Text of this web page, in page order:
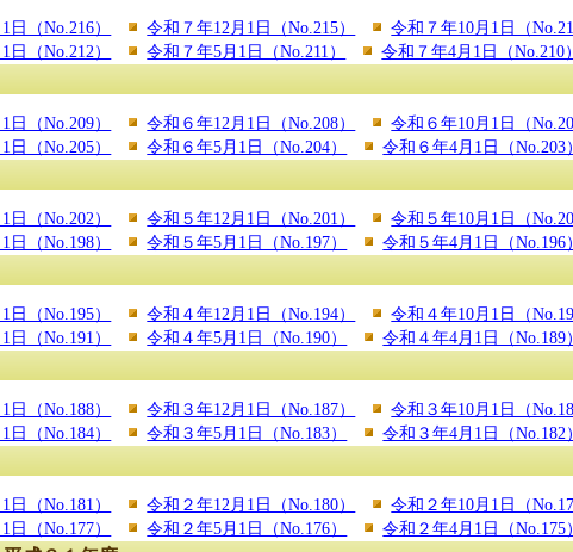
日（No.216） 令和７年12月1日（No.215） 令和７年10月1日（
日（No.212）
令和７年5月1日（No.211） 令和７年4月1日（No.210）
日（No.209） 令和６年12月1日（No.208） 令和６年10月1日（
日（No.205）
令和６年5月1日（No.204） 令和６年4月1日（No.203）
日（No.202） 令和５年12月1日（No.201） 令和５年10月1日（
日（No.198）
令和５年5月1日（No.197） 令和５年4月1日（No.196）
日（No.195） 令和４年12月1日（No.194） 令和４年10月1日（
日（No.191）
令和４年5月1日（No.190） 令和４年4月1日（No.189）
日（No.188） 令和３年12月1日（No.187） 令和３年10月1日（
日（No.184）
令和３年5月1日（No.183） 令和３年4月1日（No.182）
日（No.181） 令和２年12月1日（No.180） 令和２年10月1日（
日（No.177）
令和２年5月1日（No.176） 令和２年4月1日（No.175）